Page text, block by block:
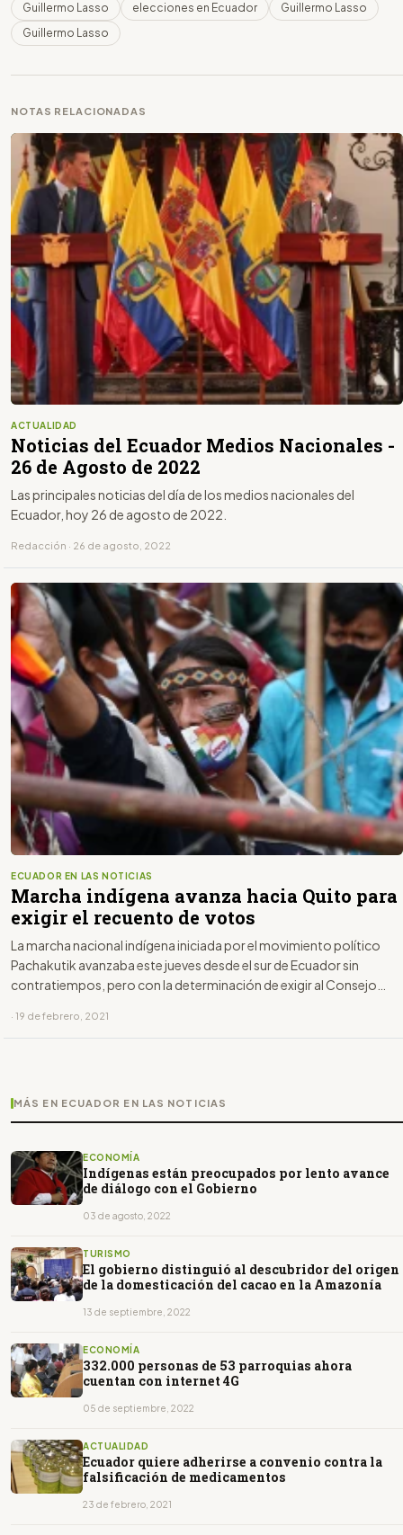
Guillermo Lasso elecciones en Ecuador
Guillermo Lasso
Guillermo Lasso
NOTAS RELACIONADAS
ACTUALIDAD
Noticias del Ecuador Medios Nacionales -
26 de Agosto de 2022
Las principales noticias del día de los medios nacionales del
Ecuador, hoy 26 de agosto de 2022.
Redacción · 26 de agosto, 2022
ECUADOR EN LAS NOTICIAS
Marcha indígena avanza hacia Quito para
exigir el recuento de votos
La marcha nacional indígena iniciada por el movimiento político
Pachakutik avanzaba este jueves desde el sur de Ecuador sin
contratiempos, pero con la determinación de exigir al Consejo
de febrero.
· 19 de febrero, 2021
MÁS EN ECUADOR EN LAS NOTICIAS
ECONOMÍA
Indígenas están preocupados por lento avance
de diálogo con el Gobierno
03 de agosto, 2022
TURISMO
El gobierno distinguió al descubridor del origen
de la domesticación del cacao en la Amazonía
13 de septiembre, 2022
ECONOMÍA
332.000 personas de 53 parroquias ahora
cuentan con internet 4G
05 de septiembre, 2022
ACTUALIDAD
Ecuador quiere adherirse a convenio contra la
falsificación de medicamentos
23 de febrero, 2021